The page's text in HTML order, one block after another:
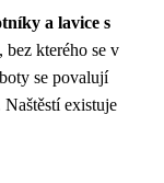
a lavice s
, bez kterého se v
se povalují
existuje